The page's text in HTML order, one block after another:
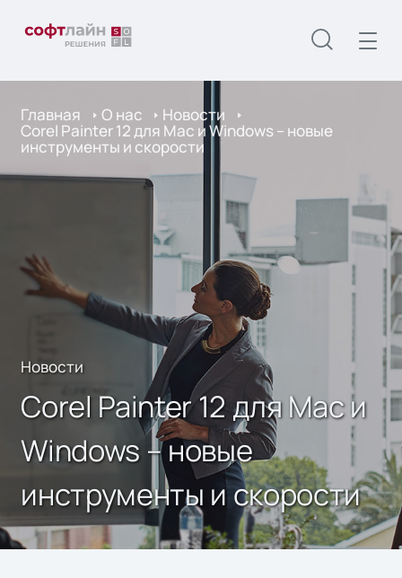
Главная О нас Новости
Corel Painter 12 для Mac и Windows – новые
инструменты и скорости
Новости
Corel Painter 12 для Mac и
Windows – новые
инструменты и скорости